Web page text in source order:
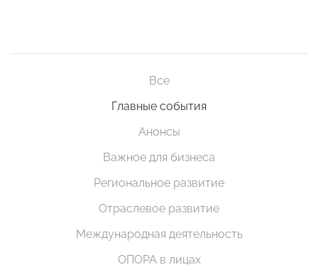
Все
Главные события
Анонсы
Важное для бизнеса
Региональное развитие
Отраслевое развитие
Международная деятельность
ОПОРА в лицах